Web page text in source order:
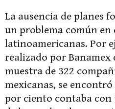
La ausencia de planes
un problema común en
latinoamericanas. Por
realizado por Banamex
muestra de 322
mexicanas, se
por ciento contaba con